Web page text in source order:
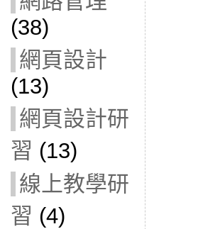
(38)
網頁設計
(13)
網頁設計研
習 (13)
線上教學研
習 (4)